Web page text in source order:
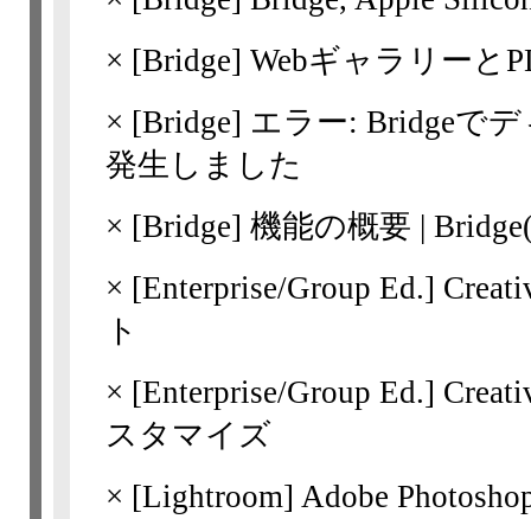
× [Bridge] Webギャラリーと
× [Bridge] エラー: Bridgeで
発生しました
× [Bridge] 機能の概要 |
× [Enterprise/Group Ed.]
ト
× [Enterprise/Group Ed.]
スタマイズ
× [Lightroom] Adobe